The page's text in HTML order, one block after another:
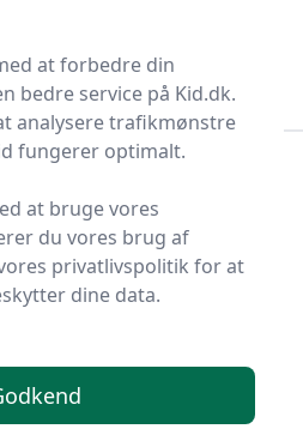
og
0
babykyser. Vi har samlet
kan vælge det bedste.
at forbedre din
bedre service på Kid.dk.
analysere trafikmønstre
fungerer optimalt.
at bruge vores
du vores brug af
privatlivspolitik for at
dine data.